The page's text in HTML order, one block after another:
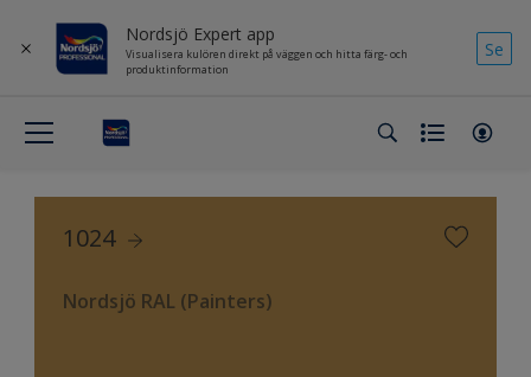
Nordsjö Expert app
Visualisera kulören direkt på väggen och hitta färg- och
produktinformation
Se
1024
Nordsjö RAL (Painters)